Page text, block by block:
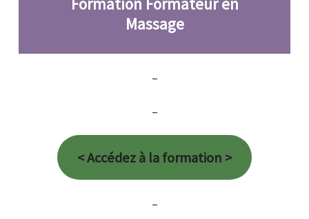
Massage
–
–
< Accédez à la formation >
–